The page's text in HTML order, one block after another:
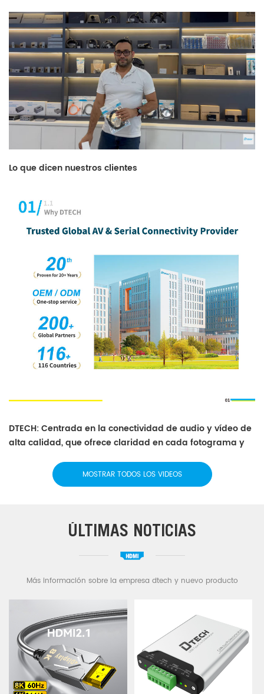
Lo que dicen nuestros clientes
DTECH: Centrada en la conectividad de audio y vídeo de
alta calidad, que ofrece claridad en cada fotograma y
MOSTRAR TODOS LOS VIDEOS
ÚLTIMAS NOTICIAS
Más información sobre la empresa dtech y nuevo producto